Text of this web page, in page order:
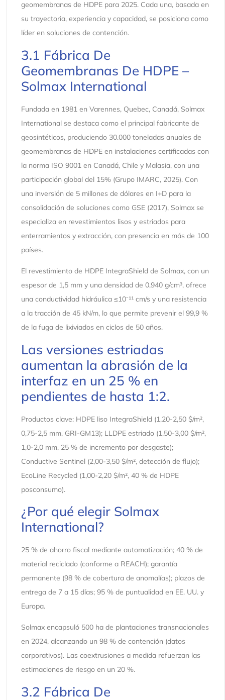
geomembranas de HDPE para 2025. Cada una, basada en
su trayectoria, experiencia y capacidad, se posiciona como
líder en soluciones de contención.
3.1 Fábrica De
Geomembranas De HDPE –
Solmax International
Fundada en 1981 en Varennes, Quebec, Canadá, Solmax
International se destaca como el principal fabricante de
geosintéticos, produciendo 30.000 toneladas anuales de
geomembranas de HDPE en instalaciones certificadas con
la norma ISO 9001 en Canadá, Chile y Malasia, con una
participación global del 15% (Grupo IMARC, 2025). Con
una inversión de 5 millones de dólares en I+D para la
consolidación de soluciones como GSE (2017), Solmax se
especializa en revestimientos lisos y estriados para
enterramientos y extracción, con presencia en más de 100
países.
El revestimiento de HDPE IntegraShield de Solmax, con un
espesor de 1,5 mm y una densidad de 0,940 g/cm³, ofrece
una conductividad hidráulica ≤10⁻¹¹ cm/s y una resistencia
a la tracción de 45 kN/m, lo que permite prevenir el 99,9 %
de la fuga de lixiviados en ciclos de 50 años.
Las versiones estriadas
aumentan la abrasión de la
interfaz en un 25 % en
pendientes de hasta 1:2.
Productos clave: HDPE liso IntegraShield (1,20-2,50 $/m²,
0,75-2,5 mm, GRI-GM13); LLDPE estriado (1,50-3,00 $/m²,
1,0-2,0 mm, 25 % de incremento por desgaste);
Conductive Sentinel (2,00-3,50 $/m², detección de flujo);
EcoLine Recycled (1,00-2,20 $/m², 40 % de HDPE
posconsumo).
¿Por qué elegir Solmax
International?
25 % de ahorro fiscal mediante automatización; 40 % de
material reciclado (conforme a REACH); garantía
permanente (98 % de cobertura de anomalías); plazos de
entrega de 7 a 15 días; 95 % de puntualidad en EE. UU. y
Europa.
Solmax encapsuló 500 ha de plantaciones transnacionales
en 2024, alcanzando un 98 % de contención (datos
corporativos). Las coextrusiones a medida refuerzan las
estimaciones de riesgo en un 20 %.
3.2 Fábrica De